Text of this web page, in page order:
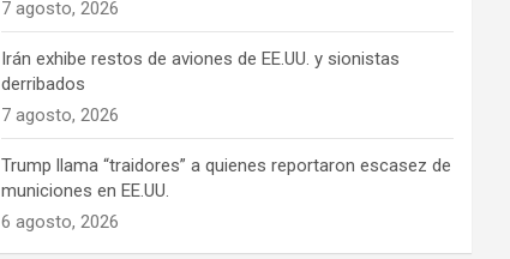
7 agosto, 2026
Irán exhibe restos de aviones de EE.UU. y sionistas
derribados
7 agosto, 2026
Trump llama “traidores” a quienes reportaron escasez de
municiones en EE.UU.
6 agosto, 2026